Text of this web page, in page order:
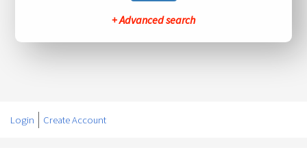
+ Advanced search
Login Create Account